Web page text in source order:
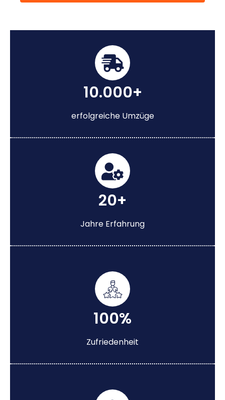
10.000+
erfolgreiche Umzüge
20+
Jahre Erfahrung
100%
Zufriedenheit